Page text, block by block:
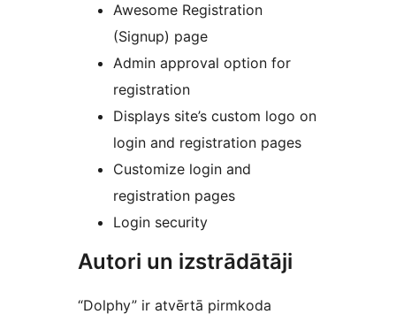
Awesome Registration
(Signup) page
Admin approval option for
registration
Displays site’s custom logo on
login and registration pages
Customize login and
registration pages
Login security
Autori un izstrādātāji
“Dolphy” ir atvērtā pirmkoda